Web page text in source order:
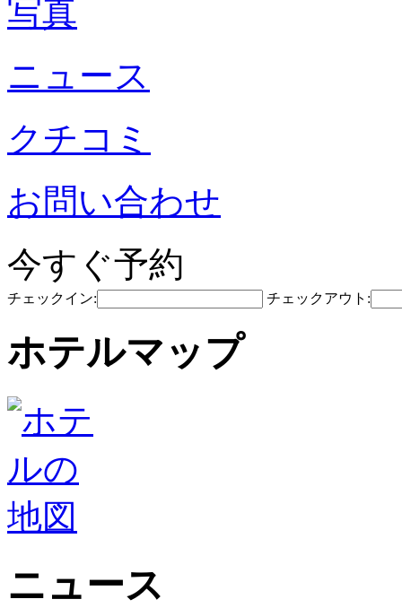
写真
ニュース
クチコミ
お問い合わせ
今すぐ予約
チェックイン: チェックアウト:
ホテルマップ
ニュース